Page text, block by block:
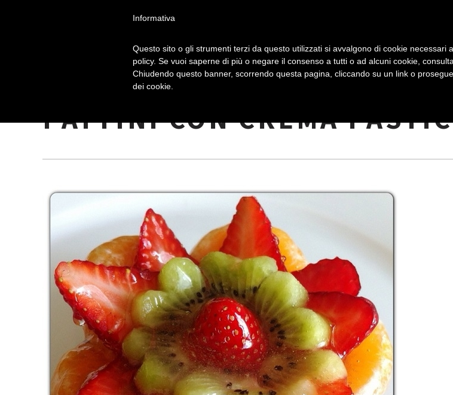
A
V
G
Z
I
P
R
I
N
C
I
CROSTATINE ALLA FRUTTA
PATTÌNI CON CREMA
Informativa
Questo sito o gli strumenti terzi da questo utilizzati si avvalgono di cookie
policy. Se vuoi saperne di più o negare il consenso a tutti o ad alcuni cookie,
Chiudendo questo banner, scorrendo questa pagina, cliccando su un link o
dei cookie.